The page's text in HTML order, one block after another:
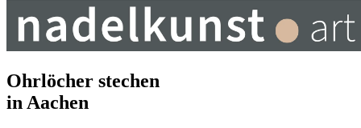
Ohrlöcher stechen
in Aachen